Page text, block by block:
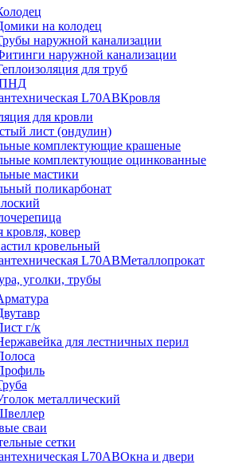
на колодец
наружной канализации
наружной канализации
для труб
ПНД
Кровля
для кровли
лист (ондулин)
комплектующие крашеные
комплектующие оцинкованные
мастики
поликарбонат
кровля, ковер
кровельный
Металлопрокат
уголки, трубы
г/к
для лестничных перил
металлический
сваи
сетки
Окна и двери